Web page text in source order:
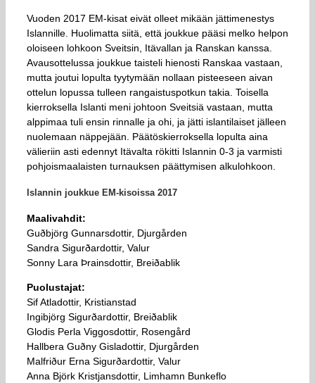
Vuoden 2017 EM-kisat eivät olleet mikään jättimenestys
Islannille. Huolimatta siitä, että joukkue pääsi melko helpon
oloiseen lohkoon Sveitsin, Itävallan ja Ranskan kanssa.
Avausottelussa joukkue taisteli hienosti Ranskaa vastaan,
mutta joutui lopulta tyytymään nollaan pisteeseen aivan
ottelun lopussa tulleen rangaistuspotkun takia. Toisella
kierroksella Islanti meni johtoon Sveitsiä vastaan, mutta
alppimaa tuli ensin rinnalle ja ohi, ja jätti islantilaiset jälleen
nuolemaan näppejään. Päätöskierroksella lopulta aina
välieriin asti edennyt Itävalta rökitti Islannin 0-3 ja varmisti
pohjoismaalaisten turnauksen päättymisen alkulohkoon.
Islannin joukkue EM-kisoissa 2017
Maalivahdit:
Guðbjörg Gunnarsdottir, Djurgården
Sandra Sigurðardottir, Valur
Sonny Lara Þrainsdottir, Breiðablik
Puolustajat:
Sif Atladottir, Kristianstad
Ingibjörg Sigurðardottir, Breiðablik
Glodis Perla Viggosdottir, Rosengård
Hallbera Guðny Gisladottir, Djurgården
Malfriður Erna Sigurðardottir, Valur
Anna Björk Kristjansdottir, Limhamn Bunkeflo